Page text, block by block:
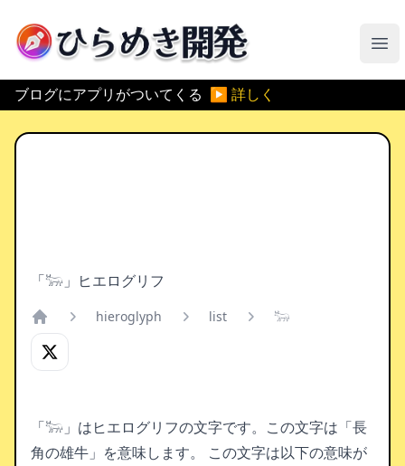
ひらめき開発
メ
ブログにアプリがついてくる ▶ 詳しく
「𓃽」ヒエログリフ
Home
hieroglyph list 𓃽
「𓃽」はヒエログリフの文字です。この文字は「長
角の雄牛」を意味します。
この文字は以下の意味が